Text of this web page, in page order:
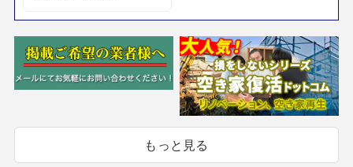
もっと見る